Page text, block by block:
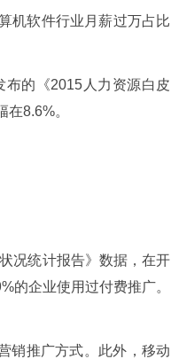
机软件行业月薪过万占比
的《2015人力资源白皮
8.6%。
况统计报告》数据，在开
的企业使用过付费推广。
销推广方式。此外，移动